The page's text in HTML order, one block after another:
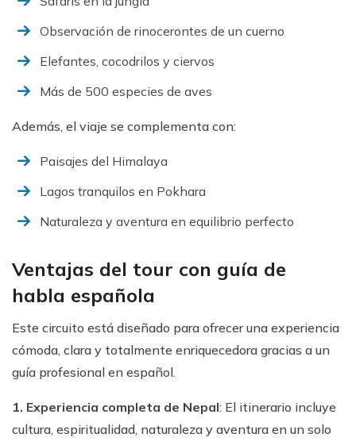
Observación de rinocerontes de un cuerno
Elefantes, cocodrilos y ciervos
Más de 500 especies de aves
Además, el viaje se complementa con:
Paisajes del Himalaya
Lagos tranquilos en Pokhara
Naturaleza y aventura en equilibrio perfecto
Ventajas del tour con guía de
habla española
Este circuito está diseñado para ofrecer una experiencia
cómoda, clara y totalmente enriquecedora gracias a un
guía profesional en español.
1. Experiencia completa de Nepal: El itinerario incluye
cultura, espiritualidad, naturaleza y aventura en un solo